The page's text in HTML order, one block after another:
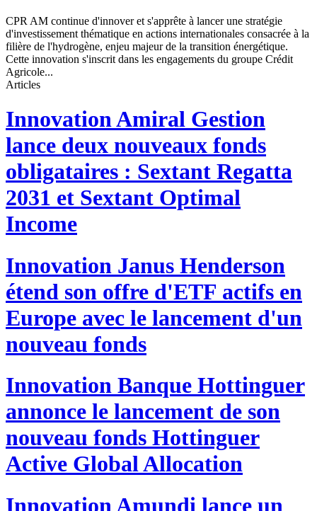
CPR AM continue d'innover et s'apprête à lancer une stratégie
d'investissement thématique en actions internationales consacrée à la
filière de l'hydrogène, enjeu majeur de la transition énergétique.
Cette innovation s'inscrit dans les engagements du groupe Crédit
Agricole...
Articles
InnovationAmiral Gestion
lance deux nouveaux fonds
obligataires : Sextant Regatta
2031 et Sextant Optimal
Income
Innovation Janus Henderson
étend son offre d'ETF actifs en
Europe avec le lancement d'un
nouveau fonds
Innovation Banque Hottinguer
annonce le lancement de son
nouveau fonds Hottinguer
Active Global Allocation
Innovation Amundi lance un